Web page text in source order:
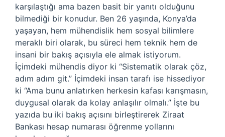
karşılaştığı ama bazen basit bir yanıtı olduğunu
bilmediği bir konudur. Ben 26 yaşında, Konya’da
yaşayan, hem mühendislik hem sosyal bilimlere
meraklı biri olarak, bu süreci hem teknik hem de
insani bir bakış açısıyla ele almak istiyorum.
İçimdeki mühendis diyor ki “Sistematik olarak çöz,
adım adım git.” İçimdeki insan tarafı ise hissediyor
ki “Ama bunu anlatırken herkesin kafası karışmasın,
duygusal olarak da kolay anlaşılır olmalı.” İşte bu
yazıda bu iki bakış açısını birleştirerek Ziraat
Bankası hesap numarası öğrenme yollarını